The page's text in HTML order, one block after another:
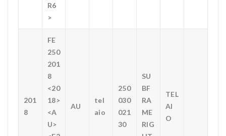
R6
>
201
8
FE
250
201
8
<20
18>
<A
U>
AU
tel
aio
250
030
021
30
SU
BF
RA
ME
RIG
TEL
AI
O